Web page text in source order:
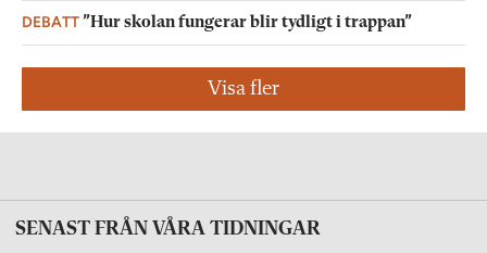
DEBATT”Hur skolan fungerar blir tydligt i trappan”
Visa fler
SENAST FRÅN VÅRA TIDNINGAR